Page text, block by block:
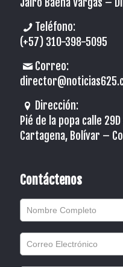
Teléfono:
(+57) 310-398-5095
Correo:
Dirección:
Pié de la popa calle
Cartagena, Bolívar –
Contáctenos